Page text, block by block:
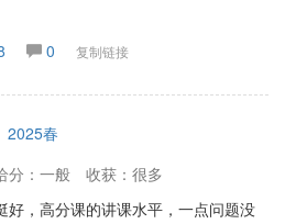
0 复制链接
2025春
分：一般
收获：很多
好，高分课的讲课水平，一点问题没